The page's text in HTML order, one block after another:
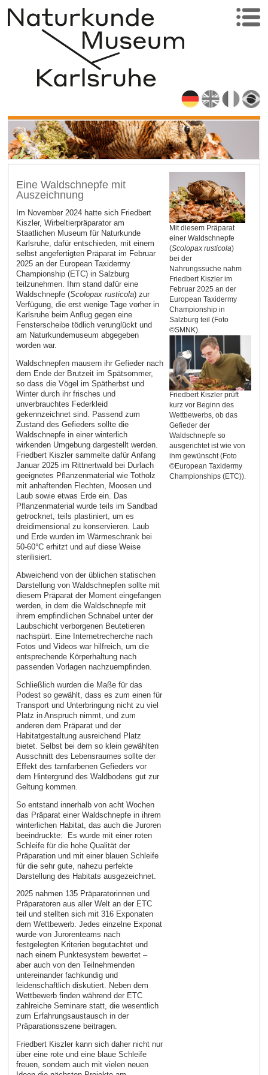
Mit diesem Präparat
einer Waldschnepfe
(Scolopax rusticola)
bei der
Nahrungssuche nahm
Friedbert Kiszler im
Februar 2025 an der
European Taxidermy
Championship in
Salzburg teil (Foto
©SMNK).
Friedbert Kiszler prüft
kurz vor Beginn des
Wettbewerbs, ob das
Gefieder der
Waldschnepfe so
ausgerichtet ist wie von
ihm gewünscht (Foto
©European Taxidermy
Championships (ETC)).
Eine Waldschnepfe mit
Auszeichnung
Im November 2024 hatte sich Friedbert
Kiszler, Wirbeltierpräparator am
Staatlichen Museum für Naturkunde
Karlsruhe, dafür entschieden, mit einem
selbst angefertigten Präparat im Februar
2025 an der European Taxidermy
Championship (ETC) in Salzburg
teilzunehmen. Ihm stand dafür eine
Waldschnepfe (Scolopax rusticola) zur
Verfügung, die erst wenige Tage vorher in
Karlsruhe beim Anflug gegen eine
Fensterscheibe tödlich verunglückt und
am Naturkundemuseum abgegeben
worden war.
Waldschnepfen mausern ihr Gefieder nach
dem Ende der Brutzeit im Spätsommer,
so dass die Vögel im Spätherbst und
Winter durch ihr frisches und
unverbrauchtes Federkleid
gekennzeichnet sind. Passend zum
Zustand des Gefieders sollte die
Waldschnepfe in einer winterlich
wirkenden Umgebung dargestellt werden.
Friedbert Kiszler sammelte dafür Anfang
Januar 2025 im Rittnertwald bei Durlach
geeignetes Pflanzenmaterial wie Totholz
mit anhaftenden Flechten, Moosen und
Laub sowie etwas Erde ein. Das
Pflanzenmaterial wurde teils im Sandbad
getrocknet, teils plastiniert, um es
dreidimensional zu konservieren. Laub
und Erde wurden im Wärmeschrank bei
50-60°C erhitzt und auf diese Weise
sterilisiert.
Abweichend von der üblichen statischen
Darstellung von Waldschnepfen sollte mit
diesem Präparat der Moment eingefangen
werden, in dem die Waldschnepfe mit
ihrem empfindlichen Schnabel unter der
Laubschicht verborgenen Beutetieren
nachspürt. Eine Internetrecherche nach
Fotos und Videos war hilfreich, um die
entsprechende Körperhaltung nach
passenden Vorlagen nachzuempfinden.
Schließlich wurden die Maße für das
Podest so gewählt, dass es zum einen für
Transport und Unterbringung nicht zu viel
Platz in Anspruch nimmt, und zum
anderen dem Präparat und der
Habitatgestaltung ausreichend Platz
bietet. Selbst bei dem so klein gewählten
Ausschnitt des Lebensraumes sollte der
Effekt des tarnfarbenen Gefieders vor
dem Hintergrund des Waldbodens gut zur
Geltung kommen.
So entstand innerhalb von acht Wochen
das Präparat einer Waldschnepfe in ihrem
winterlichen Habitat, das auch die Juroren
beeindruckte: Es wurde mit einer roten
Schleife für die hohe Qualität der
Präparation und mit einer blauen Schleife
für die sehr gute, nahezu perfekte
Darstellung des Habitats ausgezeichnet.
2025 nahmen 135 Präparatorinnen und
Präparatoren aus aller Welt an der ETC
teil und stellten sich mit 316 Exponaten
dem Wettbewerb. Jedes einzelne Exponat
wurde von Jurorenteams nach
festgelegten Kriterien begutachtet und
nach einem Punktesystem bewertet –
aber auch von den Teilnehmenden
untereinander fachkundig und
leidenschaftlich diskutiert. Neben dem
Wettbewerb finden während der ETC
zahlreiche Seminare statt, die wesentlich
zum Erfahrungsaustausch in der
Präparationsszene beitragen.
Friedbert Kiszler kann sich daher nicht nur
über eine rote und eine blaue Schleife
freuen, sondern auch mit vielen neuen